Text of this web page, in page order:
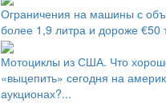
Ограничения на машины с
более 1,9 литра и дороже €50
Мотоциклы из США. Что
«выцепить» сегодня на
аукционах?...